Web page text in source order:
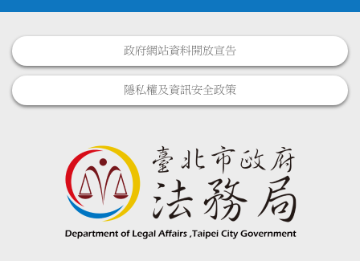
政府網站資料開放宣告
隱私權及資訊安全政策